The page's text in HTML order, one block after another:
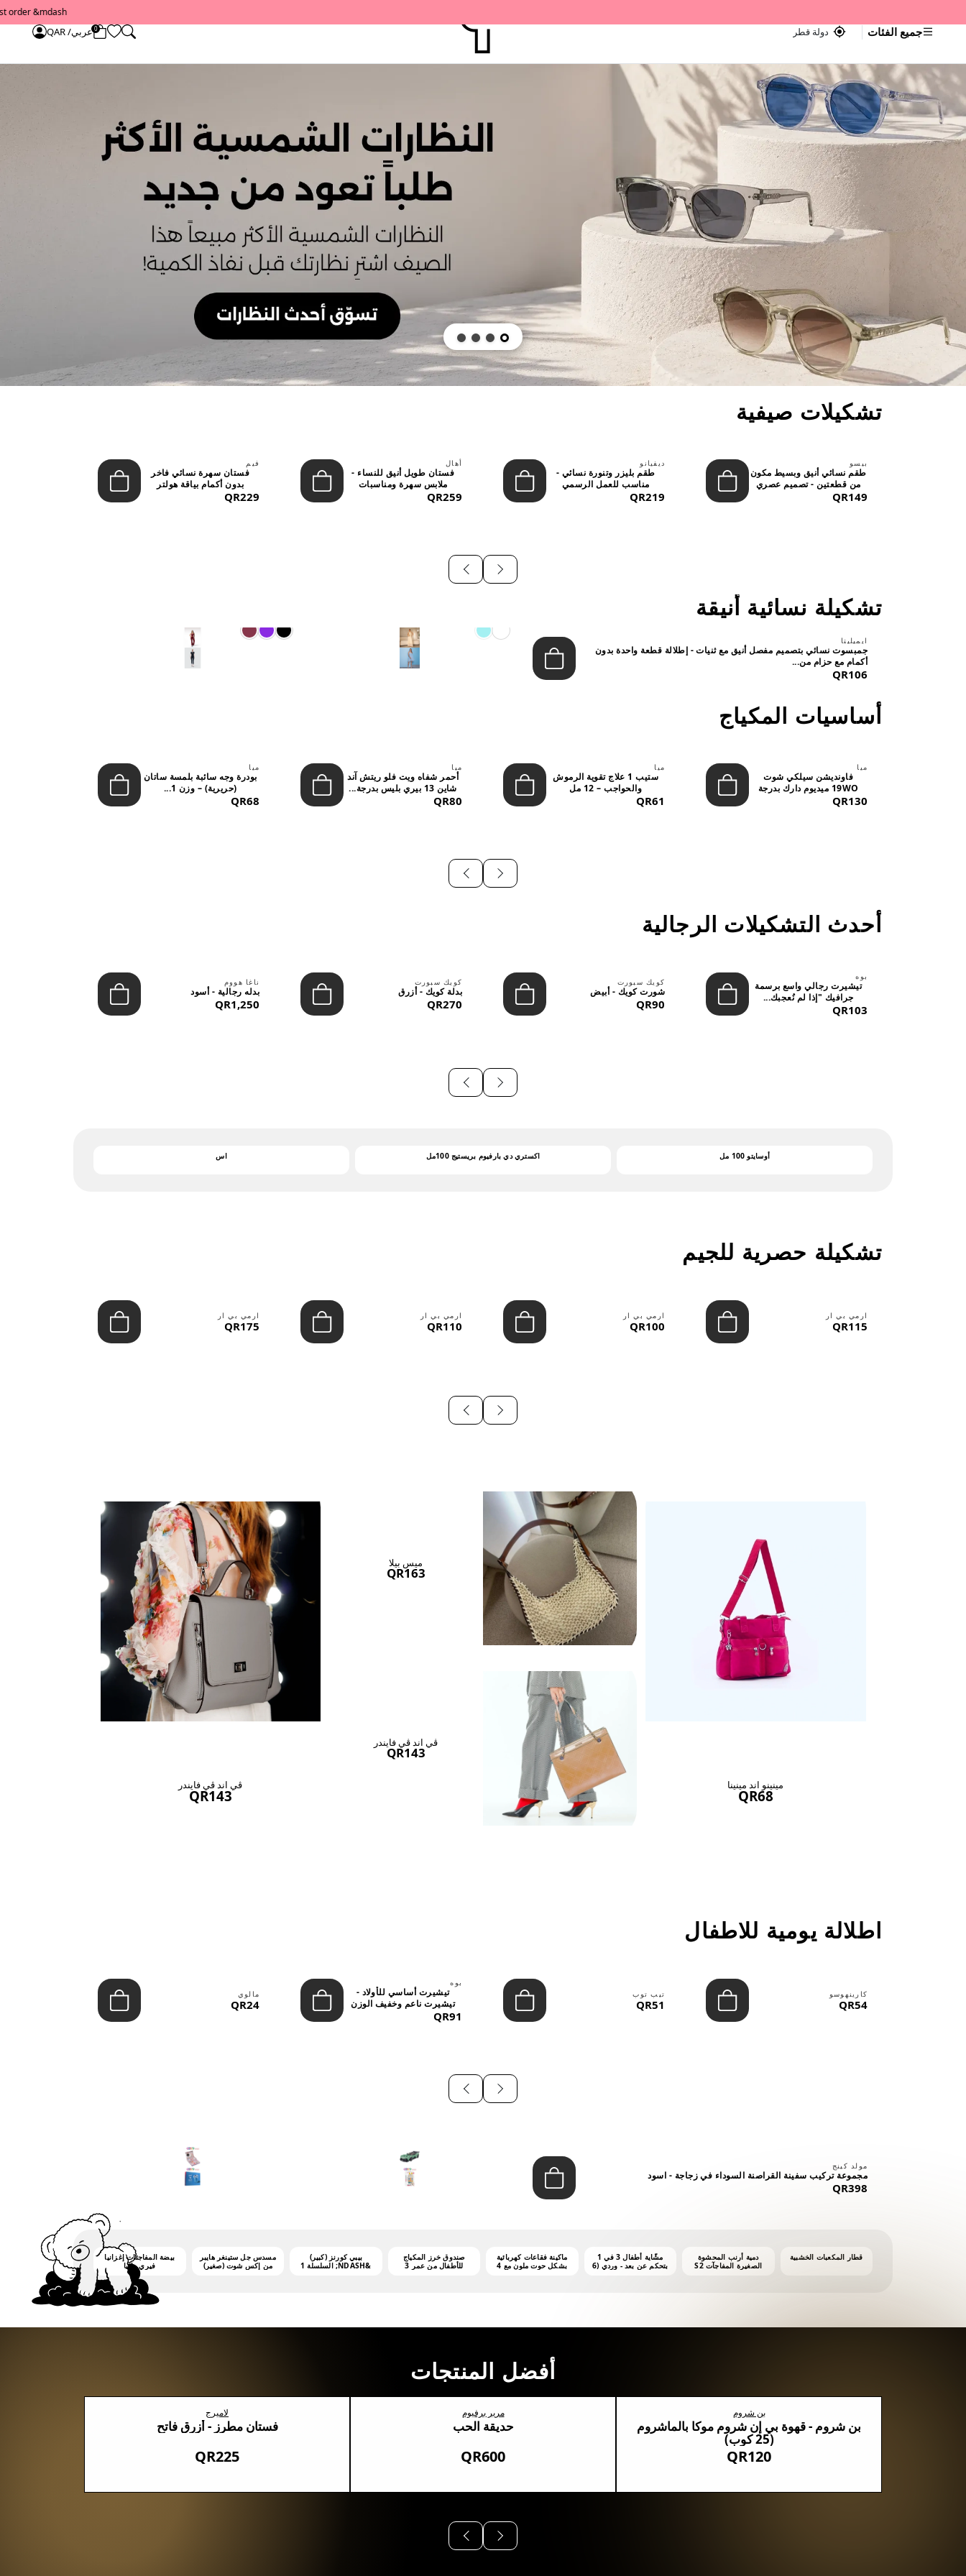
جميع الفئات دولة قطر 0عربي/ QAR
تاجر — Home page default h1 desc
تشكيلات صيفية
بيسو
طقم نسائي أنيق وبسيط مكون
من قطعتين - تصميم عصري
QR149
ديفيانو
طقم بليزر وتنورة نسائي -
مناسب للعمل الرسمي
QR219
أهال
فستان طويل أنيق للنساء -
ملابس سهرة ومناسبات
QR259
فيم
فستان سهرة نسائي فاخر
بدون أكمام بياقة هولتر
QR229
تشكيلة نسائية أنيقة
ايميليتا
جمبسوت نسائي بتصميم مفصل أنيق مع ثنيات - إطلالة قطعة واحدة بدون
أكمام مع حزام من...
QR106
أساسيات المكياج
ميا
فاونديشن سيلكي شوت
19WO ميديوم دارك بدرجة
QR130
ميا
ستيب 1 علاج تقوية الرموش
والحواجب – 12 مل
QR61
ميا
أحمر شفاه ويت فلو ريتش آند
شاين 13 بيري بليس بدرجة...
QR80
ميا
بودرة وجه سائبة بلمسة ساتان
(حريرية) – وزن 1...
QR68
أحدث التشكيلات الرجالية
بوه
تيشيرت رجالي واسع برسمة
جرافيك "إذا لم نُعجبك...
QR103
كويك سبورت
شورت كويك - أبيض
QR90
كويك سبورت
بدلة كويك - أزرق
QR270
ناغا هووم
بدله رجالية - أسود
QR1,250
أوسايتو 100 مل اكستري دي بارفيوم بريستيج 100مل اس
تشكيلة حصرية للجيم
ارمي بي ار
QR115
ارمي بي ار
QR100
ارمي بي ار
QR110
ارمي بي ار
QR175
مينينو اند مينينا
QR68
ميس بيلا
QR163
ڤي اند ڤي فايندر
QR143
ڤي اند ڤي فايندر
QR143
اطلالة يومية للاطفال
كارينهوسو
QR54
تيب توب
QR51
بوه
تيشيرت أساسي للأولاد -
تيشيرت ناعم وخفيف الوزن
QR91
مالوي
QR24
مولد كينج
مجموعة تركيب سفينة القراصنة السوداء في زجاجة - اسود
QR398
قطار المكعبات الخشبية
دمية أرنب المحشوة
الصغيرة المفاجآت S2
مشّاية أطفال 3 في 1
بتحكم عن بعد - وردي (6
ماكينة فقاعات كهربائية
بشكل حوت ملون مع 4
صندوق خرز المكياج
للأطفال من عمر 3
بيبي كورنز (كبير)
&NDASH; السلسلة 1
مسدس جل ستينغر هايبر
من إكس شوت (صغير)
بيضة المفاجئات إغزانيا
فيري مانيا
أفضل المنتجات
بن شروم
بن شروم - قهوة بي إن شروم موكا بالماشروم
(25 كوب)
QR120
مرير برفيوم
حديقة الحب
QR600
لاميرج
فستان مطرز - أزرق فاتح
QR225